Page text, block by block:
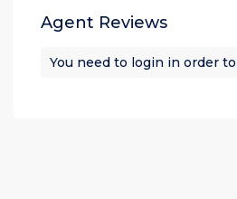
Agent Reviews
You need to login in order